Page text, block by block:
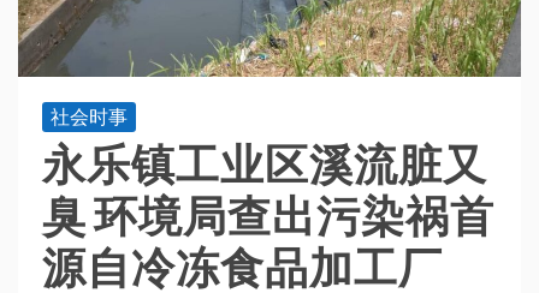
社会时事
永乐镇工业区溪流脏又
臭 环境局查出污染祸首
源自冷冻食品加工厂